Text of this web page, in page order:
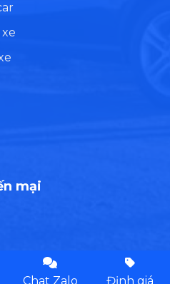
mại
muabanotocu.org
Chat Zalo Định giá